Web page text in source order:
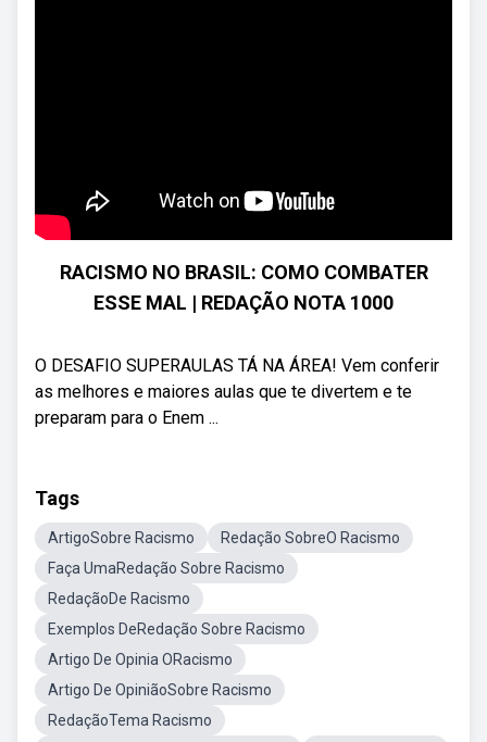
RACISMO NO BRASIL: COMO COMBATER
ESSE MAL | REDAÇÃO NOTA 1000
O DESAFIO SUPERAULAS TÁ NA ÁREA! Vem conferir
as melhores e maiores aulas que te divertem e te
preparam para o Enem ...
Tags
ArtigoSobre Racismo
Redação SobreO Racismo
Faça UmaRedação Sobre Racismo
RedaçãoDe Racismo
Exemplos DeRedação Sobre Racismo
Artigo De Opinia ORacismo
Artigo De OpiniãoSobre Racismo
RedaçãoTema Racismo